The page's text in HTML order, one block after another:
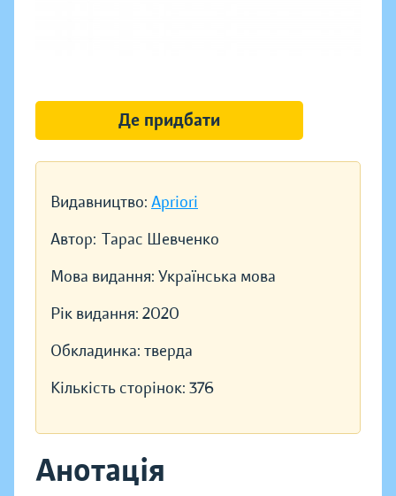
Видавництво: Apriori
Автор: Тарас Шевченко
Мова видання: Українська мова
Рік видання: 2020
Обкладинка: тверда
Кількість сторінок: 376
Анотація
Де придбати